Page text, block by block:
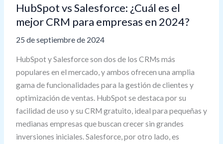
HubSpot vs Salesforce: ¿Cuál es el
mejor CRM para empresas en 2024?
25 de septiembre de 2024
HubSpot y Salesforce son dos de los CRMs más
populares en el mercado, y ambos ofrecen una amplia
gama de funcionalidades para la gestión de clientes y
optimización de ventas. HubSpot se destaca por su
facilidad de uso y su CRM gratuito, ideal para pequeñas y
medianas empresas que buscan crecer sin grandes
inversiones iniciales. Salesforce, por otro lado, es